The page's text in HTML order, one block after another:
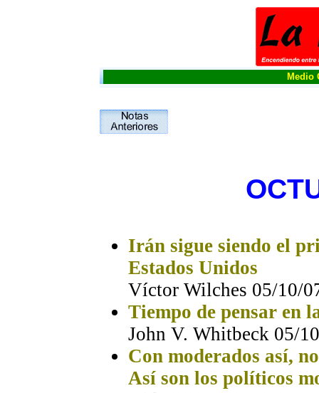
Medio
Irán sigue siendo el
Estados Unidos
Víctor Wilches 05/10/
Tiempo de pensar en
John V. Whitbeck 05/
Con moderados así,
Así son los políticos